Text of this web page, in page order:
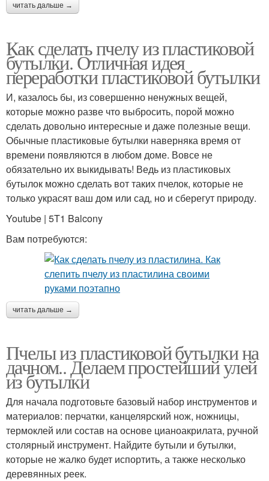
читать дальше →
Как сделать пчелу из пластиковой
бутылки. Отличная идея
переработки пластиковой бутылки
И, казалось бы, из совершенно ненужных вещей,
которые можно разве что выбросить, порой можно
сделать довольно интересные и даже полезные вещи.
Обычные пластиковые бутылки наверняка время от
времени появляются в любом доме. Вовсе не
обязательно их выкидывать! Ведь из пластиковых
бутылок можно сделать вот таких пчелок, которые не
только украсят ваш дом или сад, но и сберегут природу.
Youtube | 5T1 Balcony
Вам потребуются:
читать дальше →
Пчелы из пластиковой бутылки на
дачном.. Делаем простейший улей
из бутылки
Для начала подготовьте базовый набор инструментов и
материалов: перчатки, канцелярский нож, ножницы,
термоклей или состав на основе цианоакрилата, ручной
столярный инструмент. Найдите бутыли и бутылки,
которые не жалко будет испортить, а также несколько
деревянных реек.